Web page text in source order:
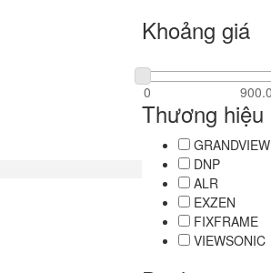
Khoảng giá
Thương hiệu
GRANDVIEW
DNP
ALR
EXZEN
FIXFRAME
VIEWSONIC